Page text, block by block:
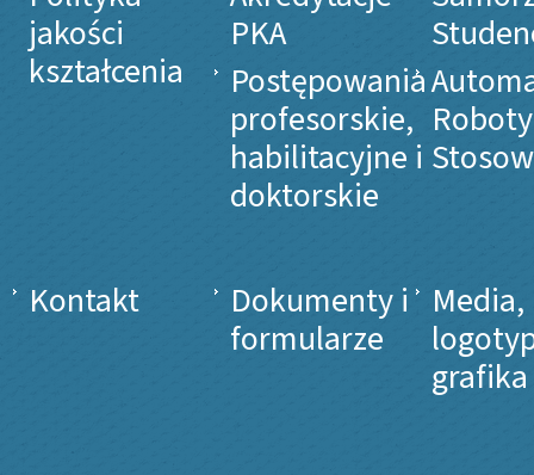
jakości
kształcenia
PKA
Postępowania
profesorskie,
habilitacyjne i
doktorskie
Kontakt
Dokumenty i
formularze
Media,
grafika